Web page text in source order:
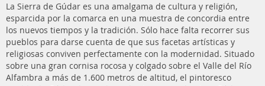
La Sierra de Gúdar es una amalgama de cultura y religión,
esparcida por la comarca en una muestra de concordia entre
los nuevos tiempos y la tradición. Sólo hace falta recorrer sus
pueblos para darse cuenta de que sus facetas artísticas y
religiosas conviven perfectamente con la modernidad. Situado
sobre una gran cornisa rocosa y colgado sobre el Valle del Río
Alfambra a más de 1.600 metros de altitud, el pintoresco